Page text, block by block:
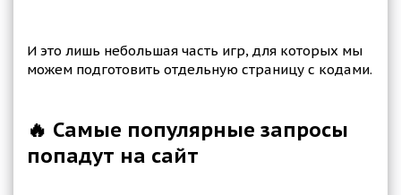
И это лишь небольшая часть игр, для которых мы
можем подготовить отдельную страницу с кодами.
🔥 Самые популярные запросы
попадут на сайт